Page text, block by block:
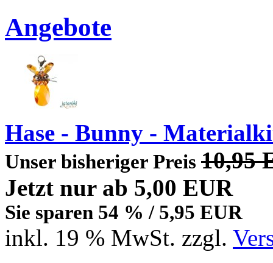
Angebote
Hase - Bunny -
Unser bisheriger Preis 10,95
Jetzt nur ab 5,00 EUR
Sie sparen 54 % / 5,95 EUR
inkl. 19 % MwSt. zzgl.